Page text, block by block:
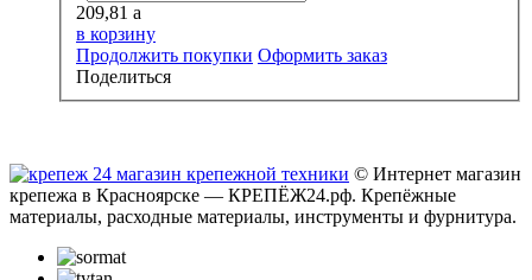
209,81 a
в корзину
Продолжить покупки Оформить заказ
Поделиться
© Интернет магазин
крепежа в Красноярске — КРЕПЁЖ24.рф. Крепёжные
материалы, расходные материалы, инструменты и фурнитура.